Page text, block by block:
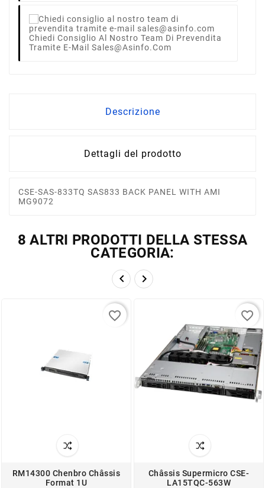
Chiedi Consiglio Al Nostro Team Di Prevendita
Tramite E-Mail Sales@asinfo.com
Descrizione
Dettagli del prodotto
CSE-SAS-833TQ SAS833 BACK PANEL WITH AMI
MG9072
8 ALTRI PRODOTTI DELLA STESSA
CATEGORIA:
 
RM14300 Chenbro Châssis
Format 1U
favorite_border
Châssis Supermicro CSE-
LA15TQC-563W
favorite_border